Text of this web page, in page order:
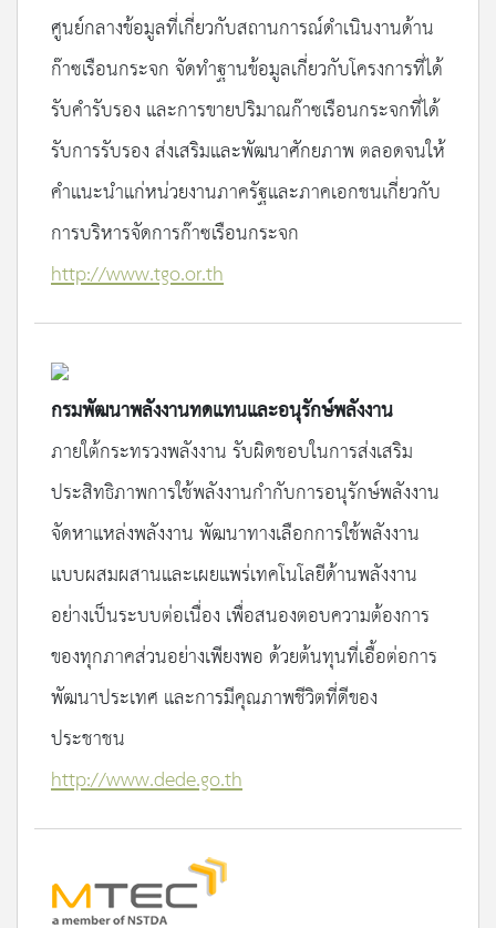
ศูนย์กลางข้อมูลที่เกี่ยวกับสถานการณ์ดำเนินงานด้าน
ก๊าซเรือนกระจก จัดทำฐานข้อมูลเกี่ยวกับโครงการที่ได้
รับคำรับรอง และการขายปริมาณก๊าซเรือนกระจกที่ได้
รับการรับรอง ส่งเสริมและพัฒนาศักยภาพ ตลอดจนให้
คำแนะนำแก่หน่วยงานภาครัฐและภาคเอกชนเกี่ยวกับ
การบริหารจัดการก๊าซเรือนกระจก
http://www.tgo.or.th
กรมพัฒนาพลังงานทดแทนและอนุรักษ์พลังงาน
ภายใต้กระทรวงพลังงาน รับผิดชอบในการส่งเสริม
ประสิทธิภาพการใช้พลังงานกำกับการอนุรักษ์พลังงาน
จัดหาแหล่งพลังงาน พัฒนาทางเลือกการใช้พลังงาน
แบบผสมผสานและเผยแพร่เทคโนโลยีด้านพลังงาน
อย่างเป็นระบบต่อเนื่อง เพื่อสนองตอบความต้องการ
ของทุกภาคส่วนอย่างเพียงพอ ด้วยต้นทุนที่เอื้อต่อการ
พัฒนาประเทศ และการมีคุณภาพชีวิตที่ดีของ
ประชาชน
http://www.dede.go.th